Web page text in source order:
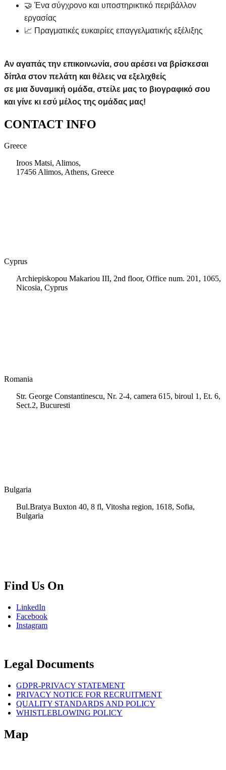
🤝 Ένα σύγχρονο και υποστηρικτικό περιβάλλον
εργασίας
📈 Πραγματικές ευκαιρίες επαγγελματικής εξέλιξης
Αν αγαπάς την επικοινωνία, σου αρέσει να βρίσκεσαι
δίπλα στον πελάτη και θέλεις να εξελιχθείς
σε μια δυναμική ομάδα, στείλε μας το βιογραφικό σου
και γίνε κι εσύ μέλος της ομάδας μας!
CONTACT INFO
Greece
Iroos Matsi, Alimos,
17456 Alimos, Athens, Greece
Cyprus
Archiepiskopou Makariou III, 2nd floor, Office num. 201, 1065,
Nicosia, Cyprus
Romania
Str. George Constantinescu, Nr. 2-4, camera 615, biroul 1, Et. 6,
Sect.2, Bucuresti
Bulgaria
Bul.Bratya Buxton 40, 8 fl, Vitosha region, 1618, Sofia,
Bulgaria
Find Us On
LinkedIn
Facebook
Instagram
Legal Documents
GDPR-PRIVACY STATEMENT
PRIVACY NOTICE FOR RECRUITMENT
QUALITY STANDARDS AND POLICY
WHISTLEBLOWING POLICY
Map